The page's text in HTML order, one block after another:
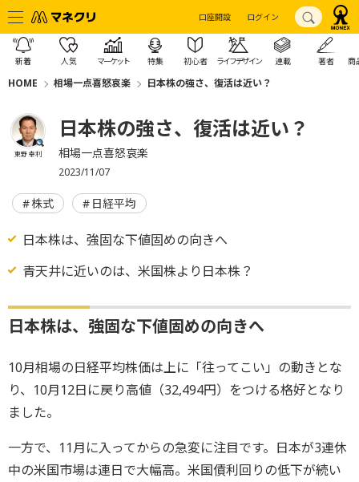
口座開設 ログイン
新着 人気 マーケット 特集 初心者 ライフデザイン 連載 著者 商
HOME 相場一点喜怒哀楽 日本株の強さ、復活は近い？
東野 幸利
日本株の強さ、復活は近い？
相場一点喜怒哀楽
2023/11/07
株式 日経平均
日本株は、強固な下値固めの向きへ
青天井に近いのは、米国株より日本株？
日本株は、強固な下値固めの向きへ
10月相場の日経平均株価は上に「往ってこい」の動きとな
り、10月12日に戻り高値（32,494円）をつける格好となり
ました。
一方で、11月に入ってからの急変に注目です。日本が3連休
中の米国市場は連日で大幅高。米国債利回りの低下が続い